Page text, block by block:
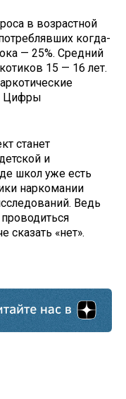
в возрастной
когда-
— 25%. Средний
15 — 16 лет.
Цифры
станет
и
школ уже есть
наркомании
Ведь
проводиться
сказать «нет».